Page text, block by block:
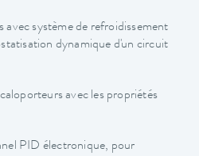
avec système de refroidissement
dynamique d'un circuit
avec les propriétés
PID électronique, pour